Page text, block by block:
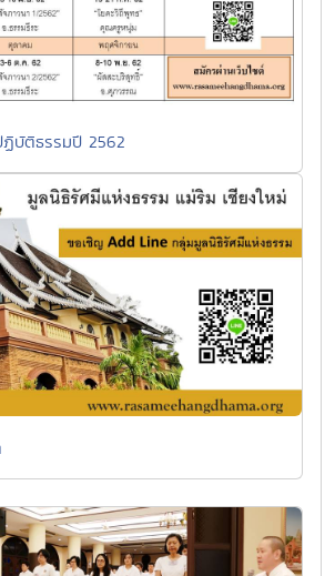
ฏิบัติธรรมปี 2562